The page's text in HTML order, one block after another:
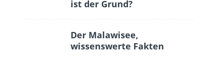
ist der Grund?
Der Malawisee,
wissenswerte Fakten